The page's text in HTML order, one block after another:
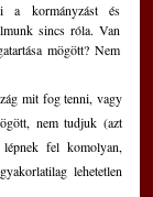
a kormányzást és
sincs róla. Van
mögött? Nem
mit fog tenni, vagy
nem tudjuk (azt
fel komolyan,
lehetetlen